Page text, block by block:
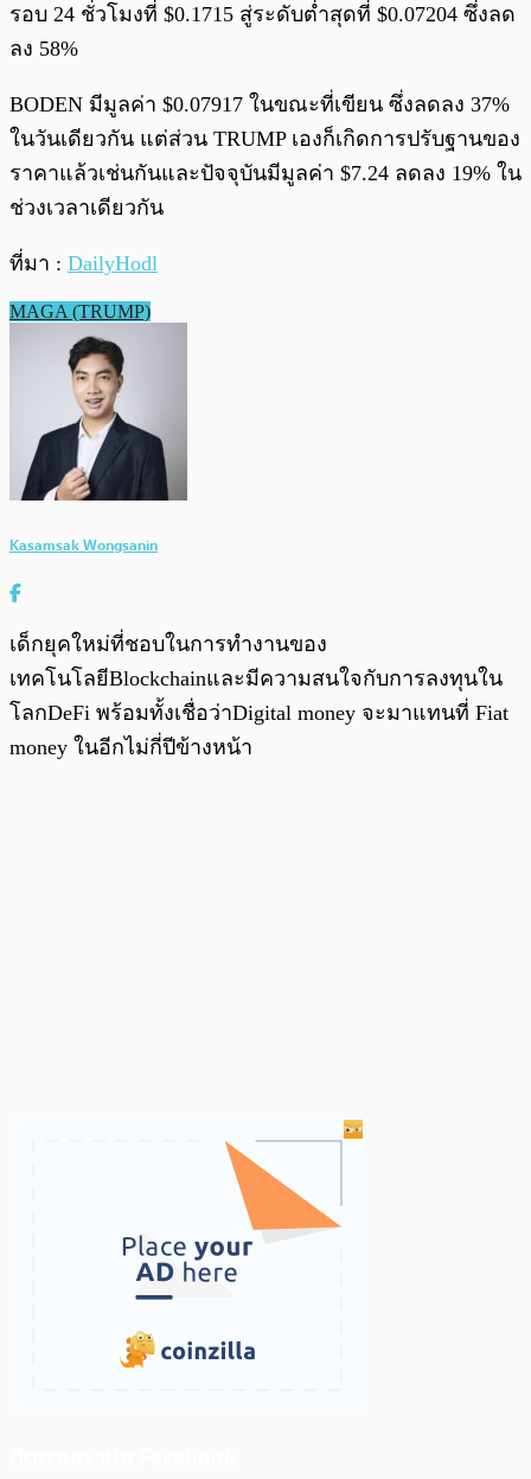
รอบ 24 ชั่วโมงที่ $0.1715 สู่ระดับต่ำสุดที่ $0.07204 ซึ่งลด
ลง 58%
BODEN มีมูลค่า $0.07917 ในขณะที่เขียน ซึ่งลดลง 37%
ในวันเดียวกัน แต่ส่วน TRUMP เองก็เกิดการปรับฐานของ
ราคาแล้วเช่นกันและปัจจุบันมีมูลค่า $7.24 ลดลง 19% ใน
ช่วงเวลาเดียวกัน
ที่มา : DailyHodl
MAGA (TRUMP)
Kasamsak Wongsanin
เด็กยุคใหม่ที่ชอบในการทำงานของ
เทคโนโลยีBlockchainและมีความสนใจกับการลงทุนใน
โลกDeFi พร้อมทั้งเชื่อว่าDigital money จะมาแทนที่ Fiat
money ในอีกไม่กี่ปีข้างหน้า